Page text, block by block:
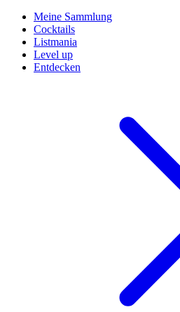
Meine Sammlung
Cocktails
Listmania
Level up
Entdecken